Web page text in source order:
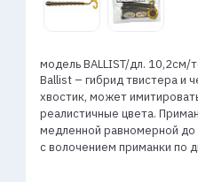
модель BALLIST/дл. 10,2см/
Ballist – гибрид твистера и
хвостик, может
реалистичные цвета.
медленной равномерной до
с волочением приманки по